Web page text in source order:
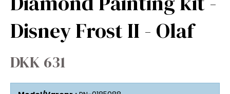
Disney Frost II - Olaf
DKK 631